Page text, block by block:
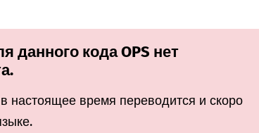
данного кода OPS нет
настоящее время переводится и скоро